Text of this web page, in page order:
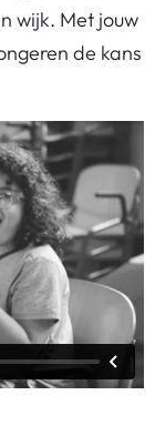
wijk. Met jouw
de kans